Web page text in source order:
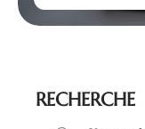
RECHERCHE